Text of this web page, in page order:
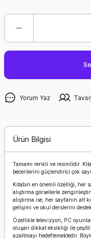
Yorum Yaz
Ürün Bilgisi
Tamamı renkli ve resimlidir.
becerilerini güçlendirici çok
Kitabın en önemli özelliği, her
alıştırma görsellerle
alıştırma ise, her sayfanın alt
gelişimi ve okul derslerini
Özellikle televizyon, PC
oluşan dikkat eksikliği ile
azaltmayı hedeflemektedir.